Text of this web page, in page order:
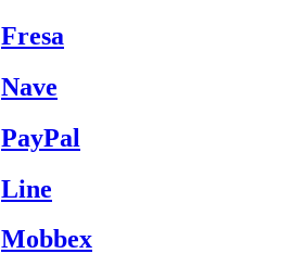
Fresa
Nave
PayPal
Line
Mobbex